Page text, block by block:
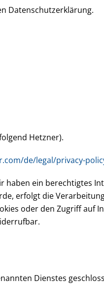
Datenschutzerklärung.
Hetzner).
de/legal/privacy-
haben ein berechtigtes
erfolgt die
oder den Zugriff auf
Dienstes